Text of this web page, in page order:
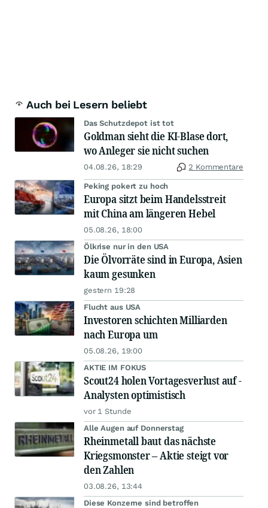
Auch bei Lesern beliebt
Das Schutzdepot ist tot
Goldman sieht die KI-Blase dort,
wo Anleger sie nicht suchen
04.08.26, 18:29 2 Kommentare
Peking pokert zu hoch
Europa sitzt beim Handelsstreit
mit China am längeren Hebel
05.08.26, 18:00
Ölkrise nur in den USA
Die Ölvorräte sind in Europa, Asien
kaum gesunken
gestern 19:28
Flucht aus USA
Investoren schichten Milliarden
nach Europa um
05.08.26, 19:00
AKTIE IM FOKUS
Scout24 holen Vortagesverlust auf -
Analysten optimistisch
vor 1 Stunde
Alle Augen auf Donnerstag
Rheinmetall baut das nächste
Kriegsmonster – Aktie steigt vor
den Zahlen
03.08.26, 13:44
Diese Konzerne sind betroffen